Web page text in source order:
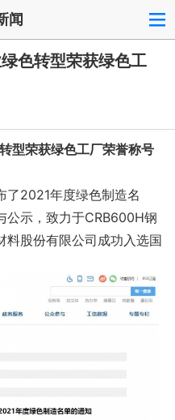
闻
色转型荣获绿色工
型荣获绿色工厂荣誉称号
了2021年度绿色制造名
公示，致力于CRB600H钢
料股份有限公司成功入选国